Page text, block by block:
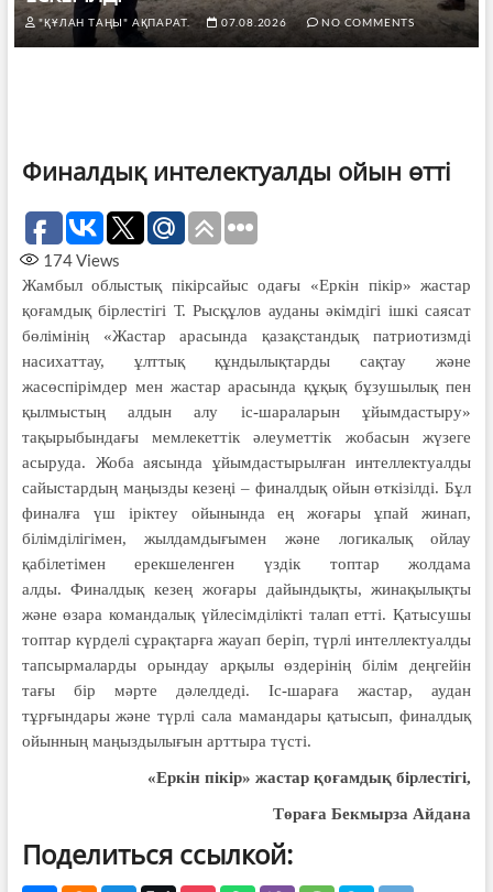
"ҚҰЛАН ТАҢЫ" АҚПАРАТ. 07.08.2026 NO COMMENTS
Финалдық интелектуалды ойын өтті
174Views
Жамбыл облыстық пікірсайыс одағы «Еркін пікір» жастар
қоғамдық бірлестігі Т. Рысқұлов ауданы әкімдігі ішкі саясат
бөлімінің «Жастар арасында қазақстандық патриотизмді
насихаттау, ұлттық құндылықтарды сақтау және
жасөспірімдер мен жастар арасында құқық бұзушылық пен
қылмыстың алдын алу іс-шараларын ұйымдастыру»
тақырыбындағы мемлекеттік әлеуметтік жобасын жүзеге
асыруда. Жоба аясында ұйымдастырылған интеллектуалды
сайыстардың маңызды кезеңі – финалдық ойын өткізілді. Бұл
финалға үш іріктеу ойынында ең жоғары ұпай жинап,
білімділігімен, жылдамдығымен және логикалық ойлау
қабілетімен ерекшеленген үздік топтар жолдама
алды. Финалдық кезең жоғары дайындықты, жинақылықты
және өзара командалық үйлесімділікті талап етті. Қатысушы
топтар күрделі сұрақтарға жауап беріп, түрлі интеллектуалды
тапсырмаларды орындау арқылы өздерінің білім деңгейін
тағы бір мәрте дәлелдеді. Іс-шараға жастар, аудан
тұрғындары және түрлі сала мамандары қатысып, финалдық
ойынның маңыздылығын арттыра түсті.
«Еркін пікір» жастар қоғамдық бірлестігі,
Төраға Бекмырза Айдана
Поделиться ссылкой: